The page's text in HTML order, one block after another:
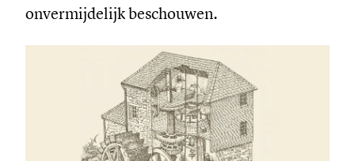
onvermijdelijk beschouwen.